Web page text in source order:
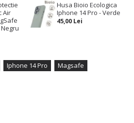
Air
Husa Bioio Ecologica
Iphone 14 Pro - Verde
45,00 Lei
Iphone 14 Pro Magsafe